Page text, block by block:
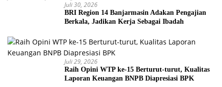
Juli 30, 2026
BRI Region 14 Banjarmasin Adakan Pengajian
Berkala, Jadikan Kerja Sebagai Ibadah
Juli 29, 2026
Raih Opini WTP ke-15 Berturut-turut, Kualitas
Laporan Keuangan BNPB Diapresiasi BPK